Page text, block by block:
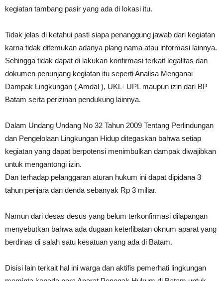
kegiatan tambang pasir yang ada di lokasi itu.
Tidak jelas di ketahui pasti siapa penanggung jawab dari kegiatan
karna tidak ditemukan adanya plang nama atau informasi lainnya.
Sehingga tidak dapat di lakukan konfirmasi terkait legalitas dan
dokumen penunjang kegiatan itu seperti Analisa Menganai
Dampak Lingkungan ( Amdal ), UKL- UPL maupun izin dari BP
Batam serta perizinan pendukung lainnya.
Dalam Undang Undang No 32 Tahun 2009 Tentang Perlindungan
dan Pengelolaan Lingkungan Hidup ditegaskan bahwa setiap
kegiatan yang dapat berpotensi menimbulkan dampak diwajibkan
untuk mengantongi izin.
Dan terhadap pelanggaran aturan hukum ini dapat dipidana 3
tahun penjara dan denda sebanyak Rp 3 miliar.
Namun dari desas desus yang belum terkonfirmasi dilapangan
menyebutkan bahwa ada dugaan keterlibatan oknum aparat yang
berdinas di salah satu kesatuan yang ada di Batam.
Disisi lain terkait hal ini warga dan aktifis pemerhati lingkungan